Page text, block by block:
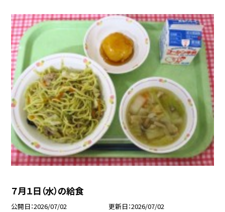
７月１日（水）の給食
公開日 2026/07/02 更新日 2026/07/02